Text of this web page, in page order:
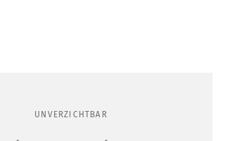
UNVERZICHTBAR